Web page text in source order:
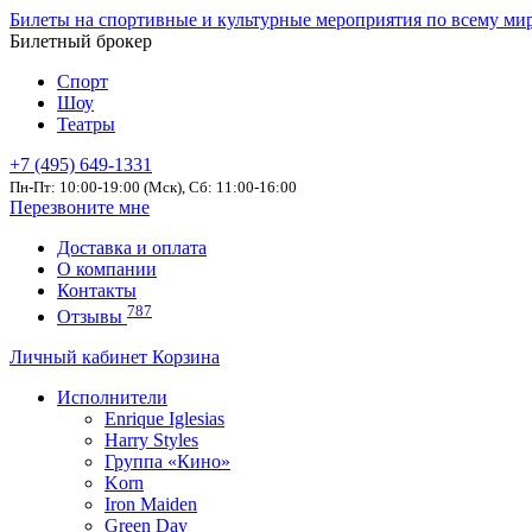
Билеты на спортивные и культурные мероприятия по всему
Билетный брокер
Спорт
Шоу
Театры
+7 (495) 649-1331
Пн-Пт: 10:00-19:00 (Мск), Сб: 11:00-16:00
Перезвоните мне
Доставка и оплата
О компании
Контакты
Отзывы 787
Личный кабинет Корзина
Исполнители
Enrique Iglesias
Harry Styles
Группа «Кино»
Korn
Iron Maiden
Green Day